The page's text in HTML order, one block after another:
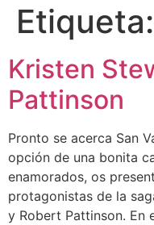
Etiqueta:
Kristen
Pattinson
Pronto se acerca San
opción de una bonita
enamorados, os
protagonistas de la
y Robert Pattinson. En